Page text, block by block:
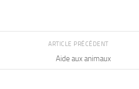
ARTICLE PRÉCÉDENT
Aide aux animaux